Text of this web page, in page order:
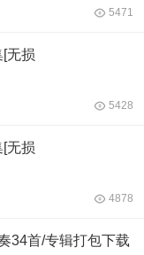
5471
无损
5428
无损
4878
34首/专辑打包下载